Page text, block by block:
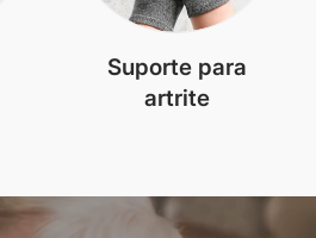
Suporte para
artrite